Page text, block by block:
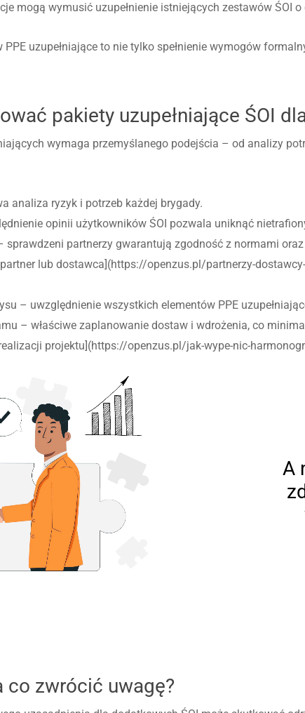
mogą wymusić uzupełnienie istniejących zestawów ŚOI
uzupełniające to nie tylko spełnienie wymogów
pakiety uzupełniające ŚOI
wymaga przemyślanego podejścia – od analizy
analiza ryzyk i potrzeb każdej brygady.
opinii użytkowników ŚOI pozwala uniknąć
partnerzy gwarantują zgodność z normami
lub dostawca](https://openzus.pl/partnerzy-
– uwzględnienie wszystkich elementów PPE
– właściwe zaplanowanie dostaw i wdrożenia, co
projektu](https://openzus.pl/jak-wype-nic-
A
co zwrócić uwagę?